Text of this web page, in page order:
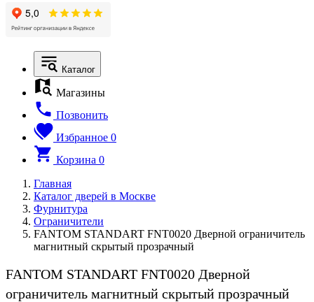
Каталог
Магазины
Позвонить
Избранное 0
Корзина 0
Главная
Каталог дверей в Москве
Фурнитура
Ограничители
FANTOM STANDART FNT0020 Дверной ограничитель
магнитный скрытый прозрачный
FANTOM STANDART FNT0020 Дверной
ограничитель магнитный скрытый прозрачный